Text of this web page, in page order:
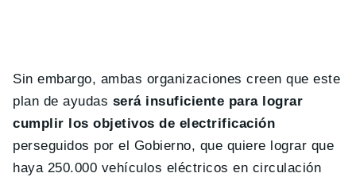
Sin embargo, ambas organizaciones creen que este
plan de ayudas será insuficiente para lograr
cumplir los objetivos de electrificación
perseguidos por el Gobierno, que quiere lograr que
haya 250.000 vehículos eléctricos en circulación